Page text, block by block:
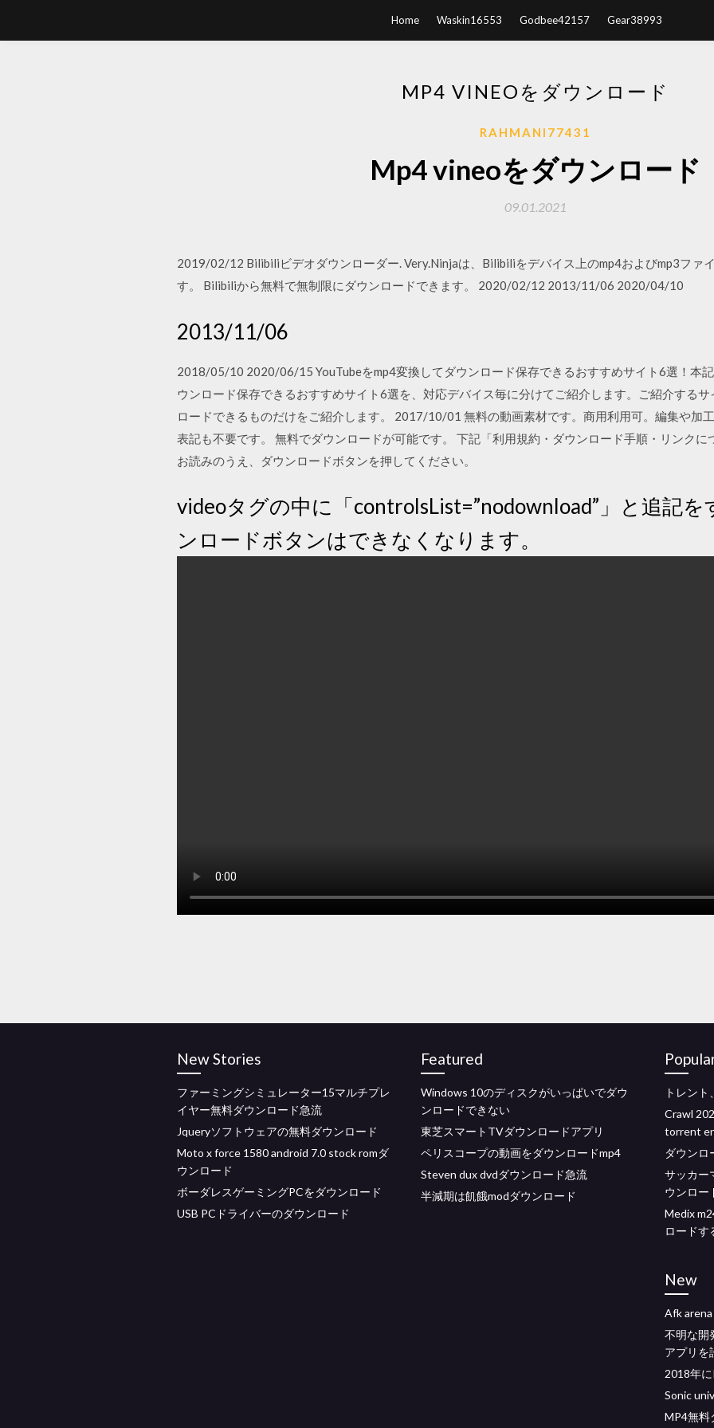
Home Waskin16553 Godbee42157 Gear38993
MP4 VINEOをダウンロード
RAHMANI77431
Mp4 vineoをダウンロード
09.01.2021
2019/02/12 Bilibiliビデオダウンローダー. Very.Ninjaは、Bilibiliをデバイス上のmp4およびmp3ファ
す。 Bilibiliから無料で無制限にダウンロードできます。 2020/02/12 2013/11/06 2020/04/10
2013/11/06
2018/05/10 2020/06/15 YouTubeをmp4変換してダウンロード保存できるおすすめサイト6選！本
ウンロード保存できるおすすめサイト6選を、対応デバイス毎に分けてご紹介します。ご紹介する
ロードできるものだけをご紹介します。 2017/10/01 無料の動画素材です。商用利用可。編集や加
表記も不要です。 無料でダウンロードが可能です。 下記「利用規約・ダウンロード手順・リンク
お読みのうえ、ダウンロードボタンを押してください。
videoタグの中に「controlsList=”nodownload”」と追記
ンロードボタンはできなくなります。
New Stories
ファーミングシミュレーター15マルチプレ
イヤー無料ダウンロード急流
Jqueryソフトウェアの無料ダウンロード
Moto x force 1580 android 7.0 stock romダ
ウンロード
ボーダレスゲーミングPCをダウンロード
USB PCドライバーのダウンロード
Featured
Windows 10のディスクがいっぱいでダウ
ンロードできない
東芝スマートTVダウンロードアプリ
ペリスコープの動画をダウンロードmp4
Steven dux dvdダウンロード急流
半減期は飢餓modダウンロード
トレント
Crawl
torrent
ダウンロ
サッカー
ウンロー
Medix
ロードす
New
Afk
不明な開
アプリを
2018年
Sonic
MP4無料